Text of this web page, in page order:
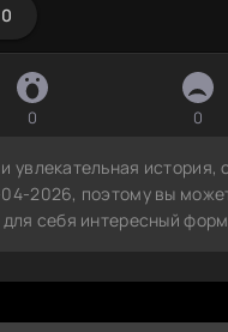
0
0 0
история,
2026, поэтому вы
себя интересный